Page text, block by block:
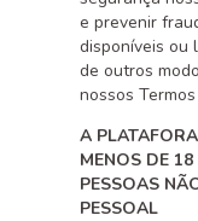
e prevenir
disponíveis ou
de outros
nossos
A
MENOS DE
PESSOAS
PESSOAL